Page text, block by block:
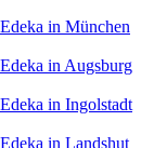
Edeka in München
Edeka in Augsburg
Edeka in Ingolstadt
Edeka in Landshut